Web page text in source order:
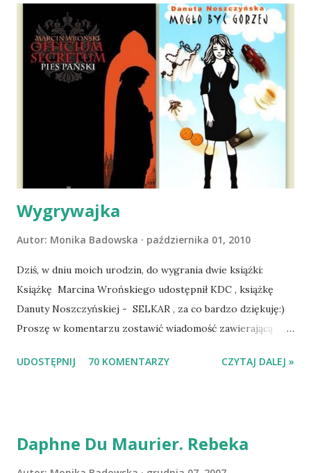
wspólnego życia przeczytacie TUTAJ i TUTAJ . Gdy już
nieco okrzepliśmy w codzienności z psem, a Amber - z
ludźmi i kotami, pojawił się pomysł na wspólny jesienny
wyjazd w Beskid Niski. Zanim to jednak się stało psica miała
atak padaczki, co spowodowało, że wyjazd odwołaliśmy,
wdrożyliśmy leczenie i od nowa zaczęliśmy oswajać z nami i
wspólnym życiem zdezorientowanego chorobą psa. Udało
się ustabilizować zawirowania zdrowotne i wówczas
zaczęliśmy się cieszyć sobą wzajemnie już na 100%.
Dopier...
Wygrywajka
Autor: Monika Badowska października 01, 2010
Dziś, w dniu moich urodzin, do wygrania dwie książki:
Książkę Marcina Wrońskiego udostępnił KDC , książkę
Danuty Noszczyńskiej - SELKAR , za co bardzo dziękuję:)
Proszę w komentarzu zostawić wiadomość zawierającą
Losowanie odbędzie się w niedzielę o 8:00. Zapraszam
UDOSTĘPNIJ 70 KOMENTARZY CZYTAJ DALEJ »
Daphne Du Maurier. Rebeka